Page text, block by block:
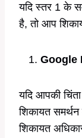
यदि स्तर 1 के
है, तो आप
Google
यदि आपकी
शिकायत
शिकायत